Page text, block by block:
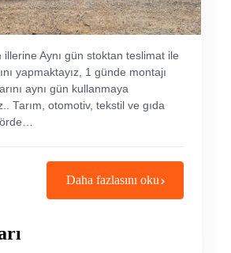
Aynı gün stoktan teslimat ile
yapmaktayız, 1 günde montajı
aynı gün kullanmaya
Tarım, otomotiv, tekstil ve gıda
Daha fazlasını oku